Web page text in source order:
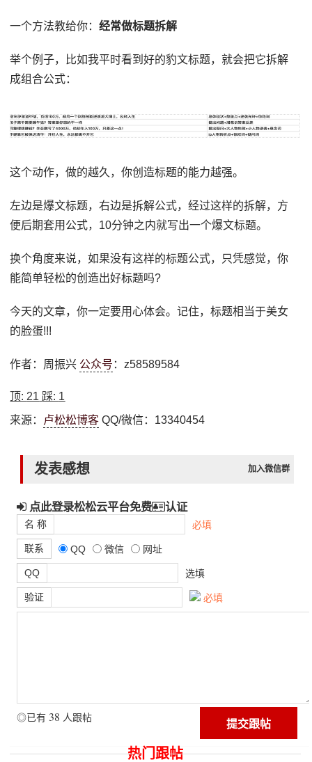
一个方法教给你：经常做标题拆解
举个例子，比如我平时看到好的豹文标题，就会把它拆解
成组合公式：
这个动作，做的越久，你创造标题的能力越强。
左边是爆文标题，右边是拆解公式，经过这样的拆解，方
便后期套用公式，10分钟之内就写出一个爆文标题。
换个角度来说，如果没有这样的标题公式，只凭感觉，你
能简单轻松的创造出好标题吗?
今天的文章，你一定要用心体会。记住，标题相当于美女
的脸蛋!!!
作者：周振兴 公众号 ：z58589584
顶: 21 踩: 1
来源： 卢松松博客 QQ/微信：13340454
发表感想 加入微信群
点此登录松松云平台免费 认证
名 称 必填
联系 QQ 微信 网址
QQ 选填
验证 必填
◎已有 38 人跟帖
热门跟帖